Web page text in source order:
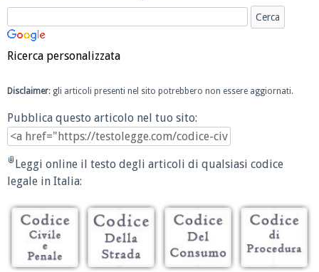
Ricerca personalizzata
Disclaimer: gli articoli presenti nel sito potrebbero non essere aggiornati.
Pubblica questo articolo nel tuo sito:
Leggi online il testo degli articoli di qualsiasi codice
legale in Italia: